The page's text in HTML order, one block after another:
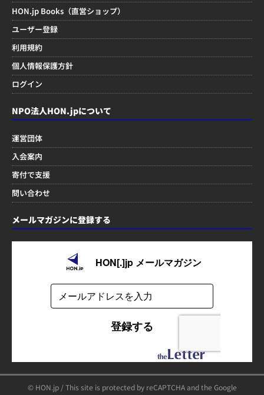
HON.jp Books（直営ショップ）
ユーザー登録
利用規約
個人情報保護方針
ログイン
NPO法人HON.jpについて
運営団体
入会案内
寄付で支援
問い合わせ
メールマガジンに登録する
© HON.jp / This site is protected by reCAPTCHA and the Google